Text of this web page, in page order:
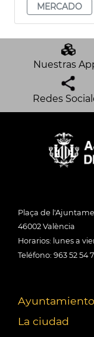
MERCADO
Nuestras
Redes
Plaça de
46002 València
Horarios: lunes a
Teléfono: 963 52 54
Ayuntamiento
La ciudad